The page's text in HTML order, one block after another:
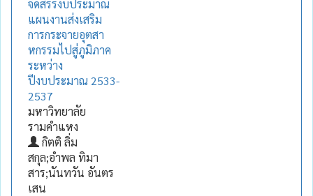
จัดสรรงบประมาณ
แผนงานส่งเสริม
การกระจายอุตสา
หกรรมไปสู่ภูมิภาค
ระหว่าง
ปีงบประมาณ 2533-
2537
มหาวิทยาลัย
รามคำแหง
กิตติ ลิ่ม
สกุล;อำพล ทิมา
สาร;นันทวัน อันตร
เสน